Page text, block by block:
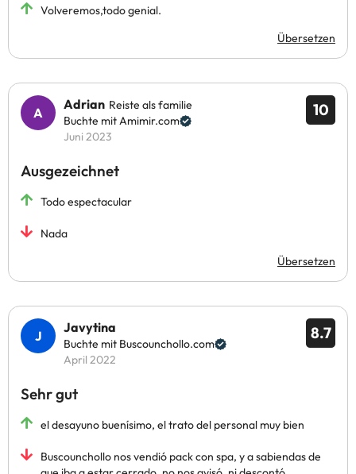
Volveremos,todo genial.
Übersetzen
10
Adrian Reiste als familie
Buchte mit Amimir.com
Juni 2023
Ausgezeichnet
Todo espectacular
Nada
Übersetzen
8.7
Javytina
Buchte mit Buscounchollo.com
April 2022
Sehr gut
el desayuno buenísimo, el trato del personal muy bien
Buscounchollo nos vendió pack con spa, y a sabiendas de